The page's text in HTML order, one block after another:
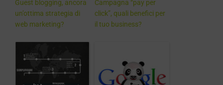
Guest blogging, ancora
un’ottima strategia di
web marketing?
Campagna “pay per
click”, quali benefici per
il tuo business?